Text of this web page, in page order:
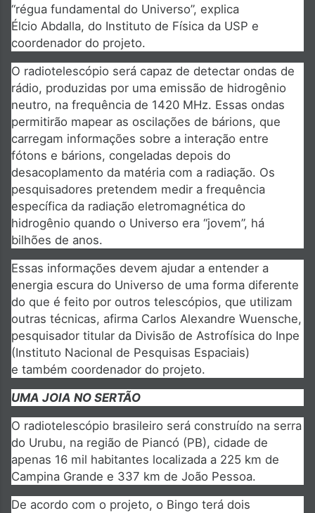
“régua fundamental do Universo”, explica
Élcio Abdalla, do Instituto de Física da USP e
coordenador do projeto.
O radiotelescópio será capaz de detectar ondas de
rádio, produzidas por uma emissão de hidrogênio
neutro, na frequência de 1420 MHz. Essas ondas
permitirão mapear as oscilações de bárions, que
carregam informações sobre a interação entre
fótons e bárions, congeladas depois do
desacoplamento da matéria com a radiação. Os
pesquisadores pretendem medir a frequência
específica da radiação eletromagnética do
hidrogênio quando o Universo era “jovem”, há
bilhões de anos.
Essas informações devem ajudar a entender a
energia escura do Universo de uma forma diferente
do que é feito por outros telescópios, que utilizam
outras técnicas, afirma Carlos Alexandre Wuensche,
pesquisador titular da Divisão de Astrofísica do Inpe
(Instituto Nacional de Pesquisas Espaciais)
e também coordenador do projeto.
UMA JOIA NO SERTÃO
O radiotelescópio brasileiro será construído na serra
do Urubu, na região de Piancó (PB), cidade de
apenas 16 mil habitantes localizada a 225 km de
Campina Grande e 337 km de João Pessoa.
De acordo com o projeto, o Bingo terá dois